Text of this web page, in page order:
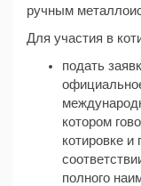
ручным
Для участия в
подать
котором
котировке и
полного